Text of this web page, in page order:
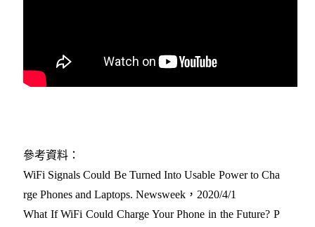
參考資料：
WiFi Signals Could Be Turned Into Usable Power to Cha
rge Phones and Laptops. Newsweek，2020/4/1
What If WiFi Could Charge Your Phone in the Future? P